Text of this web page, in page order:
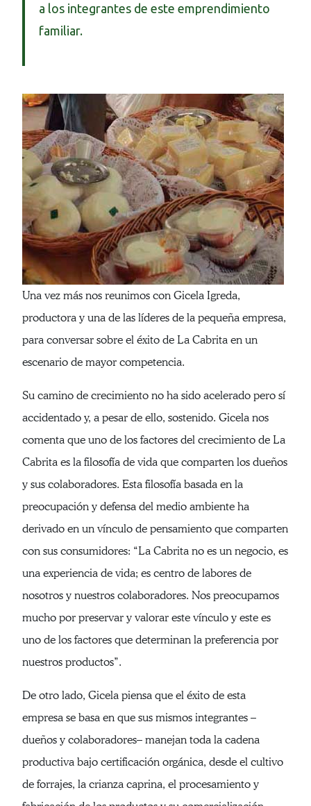
a los integrantes de este emprendimiento
familiar.
Una vez más nos reunimos con Gicela Igreda,
productora y una de las líderes de la pequeña empresa,
para conversar sobre el éxito de La Cabrita en un
escenario de mayor competencia.
Su camino de crecimiento no ha sido acelerado pero sí
accidentado y, a pesar de ello, sostenido. Gicela nos
comenta que uno de los factores del crecimiento de La
Cabrita es la filosofía de vida que comparten los dueños
y sus colaboradores. Esta filosofía basada en la
preocupación y defensa del medio ambiente ha
derivado en un vínculo de pensamiento que comparten
con sus consumidores: “La Cabrita no es un negocio, es
una experiencia de vida; es centro de labores de
nosotros y nuestros colaboradores. Nos preocupamos
mucho por preservar y valorar este vínculo y este es
uno de los factores que determinan la preferencia por
nuestros productos”.
De otro lado, Gicela piensa que el éxito de esta
empresa se basa en que sus mismos integrantes –
dueños y colaboradores– manejan toda la cadena
productiva bajo certificación orgánica, desde el cultivo
de forrajes, la crianza caprina, el procesamiento y